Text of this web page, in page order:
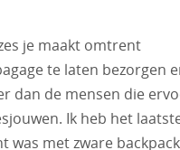
je maakt omtrent
te laten bezorgen
dan de mensen die
Ik heb het
was met zware backpack